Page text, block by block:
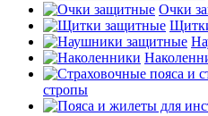
Очки
стропы